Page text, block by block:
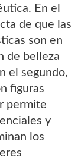
En el
de que las
son en
de belleza
el segundo,
figuras
permite
y
los